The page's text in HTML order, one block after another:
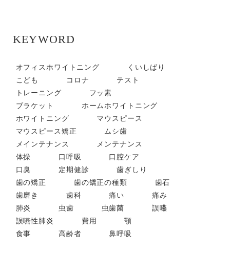
KEYWORD
オフィスホワイトニング
くいしばり
こども
コロナ
テスト
トレーニング
フッ素
ブラケット
ホームホワイトニング
ホワイトニング
マウスピース
マウスピース矯正
ムシ歯
メインテナンス
メンテナンス
体操
口呼吸
口腔ケア
口臭
定期健診
歯ぎしり
歯の矯正
歯の矯正の種類
歯石
歯磨き
歯科 痛い
痛み
肺炎
虫歯 虫歯菌
誤嚥
誤嚥性肺炎
費用
顎
食事
高齢者 鼻呼吸